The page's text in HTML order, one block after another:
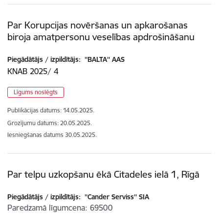
Par Korupcijas novēršanas un apkarošanas
biroja amatpersonu veselības apdrošināšanu
Piegādātājs / izpildītājs: ''BALTA'' AAS
KNAB 2025/ 4
Līgums noslēgts
Publikācijas datums: 14.05.2025.
Grozījumu datums: 20.05.2025.
Iesniegšanas datums 30.05.2025.
Par telpu uzkopšanu ēkā Citadeles ielā 1, Rīgā
Piegādātājs / izpildītājs: ''Cander Serviss'' SIA
Paredzamā līgumcena 69500